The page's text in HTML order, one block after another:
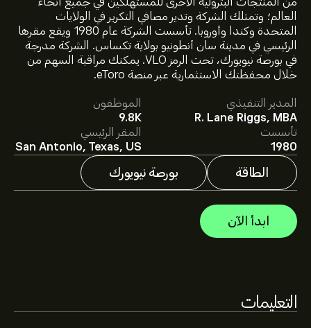
العالم؛ وتمتلك الشركة وتدير مصافي التكرير في الولايات
المتحدة وكندا وأوروبا. تأسست الشركة عام 1980 ويقع مقرها
الرئيسي في مدينة سان أنطونيو بولاية تكساس. الشركة مدرجة
في بورصة نيويورك، تحت الرمز VLO. يمكنك مراقبة السهم من
خلال محفظتك الاستثمارية عبر منصة eToro.
المدير التنفيذي
R. Lane Riggs, MBA
الموظفون
9.8K
تأسست
1980
المقر الرئيسي
San Antonio, Texas, US
الطاقة بورصة نيويورك
ابدأ الآن
التعليمات
سعر VLO الآن هو 301.39‎$‎.
301.39‎$‎. اشترك
في eToro لمعرفة التفاصيل حول توقعات
المحللين والأسعار المستهدفة للأسهم.
اتجاهات السوق، التقارير المالية، والنمو المتوقع. راقِب آخر
التوقعات لتحركات الأسعار المستقبلية.
القيمة السوقية لـ Valero Energy Corp هي 87.07B‎$‎ دولار